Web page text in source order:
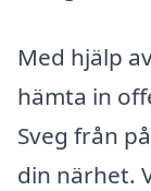
Med hjälp
hämta in
Sveg från
din närhet.